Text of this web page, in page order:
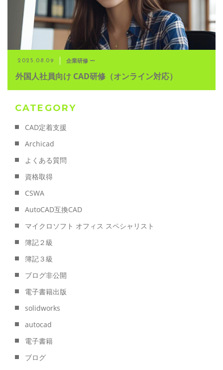
2025.08.09 企業研修 ー
外国人社員向け CAD研修（オンライン対応）
CATEGORY
CAD定着支援
Archicad
よくある質問
資格取得
CSWA
AutoCAD互換CAD
マイクロソフト オフィス スペシャリスト
簿記２級
簿記３級
ブログ非公開
電子書籍出版
solidworks
autocad
電子書籍
ブログ